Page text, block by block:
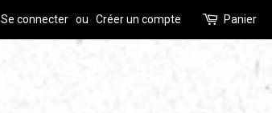
Se connecter ou Créer un compte Panier